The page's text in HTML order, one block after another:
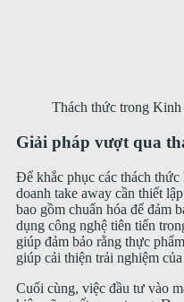
Thách thức trong
Giải pháp vượt qua
Để khắc phục các thách
doanh take away cần thiết
bao gồm chuẩn hóa để đảm
dụng công nghệ tiên tiến
giúp đảm bảo rằng thực
giúp cải thiện trải nghiệm
Cuối cùng, việc đầu tư vào